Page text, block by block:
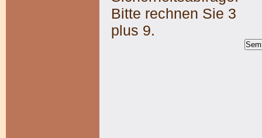
Bitte rechnen Sie 3
plus 9.